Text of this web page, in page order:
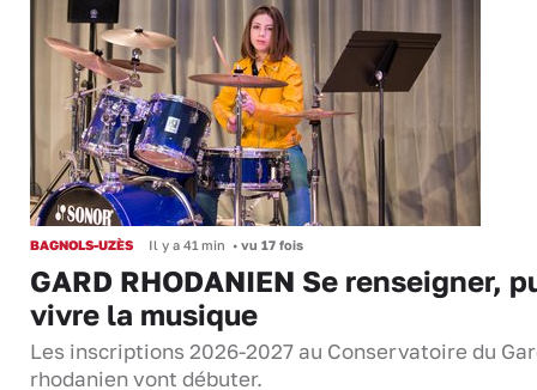
BAGNOLS-UZÈS Il y a 41 min • vu 17 fois
GARD RHODANIEN Se renseigner,
vivre la musique
Les inscriptions 2026-2027 au Conservatoire du
rhodanien vont débuter.